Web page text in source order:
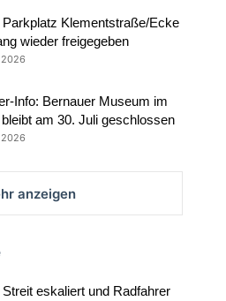
Parkplatz Klementstraße/Ecke
wieder freigegeben
Info: Bernauer Museum im
am 30. Juli geschlossen
anzeigen
Streit eskaliert und Radfahrer